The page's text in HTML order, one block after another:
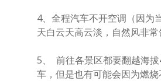
4、全程汽车不开空调（因为
天白云天高云淡，自然风非常
5、 前往各景区都要翻越海
车，但是也有可能会因为燃